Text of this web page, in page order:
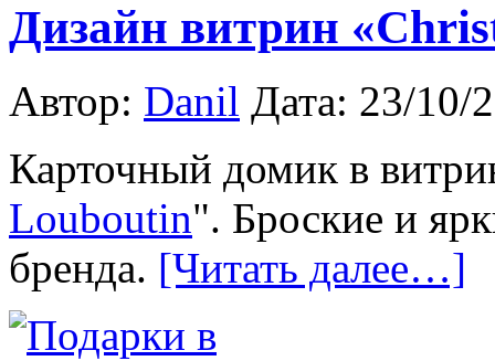
Дизайн витрин
Автор: Danil Дата: 23/10/
Карточный домик в
Louboutin". Броские и
бренда. [Читать далее…]